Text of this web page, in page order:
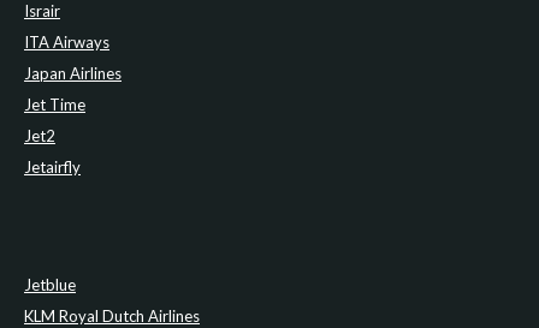
Israir
ITA Airways
Japan Airlines
Jet Time
Jet2
Jetairfly
Jetblue
KLM Royal Dutch Airlines